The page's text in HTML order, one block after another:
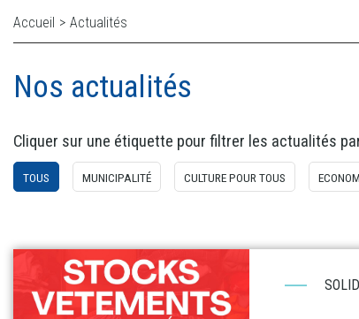
Accueil > Actualités
Nos actualités
Cliquer sur une étiquette pour filtrer les actualités
TOUS MUNICIPALITÉ CULTURE POUR TOUS